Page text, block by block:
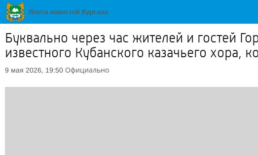
Буквально через час жителей и гостей
известного Кубанского казачьего хора,
9 мая 2026, 19:50 Официально